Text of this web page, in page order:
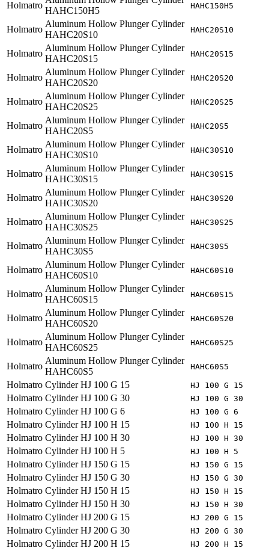
Holmatro
HAHC150H5
HAHC150H5
Holmatro
Aluminum Hollow Plunger Cylinder
HAHC20S10
HAHC20S10
Holmatro
Aluminum Hollow Plunger Cylinder
HAHC20S15
HAHC20S15
Holmatro
Aluminum Hollow Plunger Cylinder
HAHC20S20
HAHC20S20
Holmatro
Aluminum Hollow Plunger Cylinder
HAHC20S25
HAHC20S25
Holmatro
Aluminum Hollow Plunger Cylinder
HAHC20S5
HAHC20S5
Holmatro
Aluminum Hollow Plunger Cylinder
HAHC30S10
HAHC30S10
Holmatro
Aluminum Hollow Plunger Cylinder
HAHC30S15
HAHC30S15
Holmatro
Aluminum Hollow Plunger Cylinder
HAHC30S20
HAHC30S20
Holmatro
Aluminum Hollow Plunger Cylinder
HAHC30S25
HAHC30S25
Holmatro
Aluminum Hollow Plunger Cylinder
HAHC30S5
HAHC30S5
Holmatro
Aluminum Hollow Plunger Cylinder
HAHC60S10
HAHC60S10
Holmatro
Aluminum Hollow Plunger Cylinder
HAHC60S15
HAHC60S15
Holmatro
Aluminum Hollow Plunger Cylinder
HAHC60S20
HAHC60S20
Holmatro
Aluminum Hollow Plunger Cylinder
HAHC60S25
HAHC60S25
Holmatro
Aluminum Hollow Plunger Cylinder
HAHC60S5
HAHC60S5
Holmatro Cylinder HJ 100 G 15 HJ 100 G 15
Holmatro Cylinder HJ 100 G 30 HJ 100 G 30
Holmatro Cylinder HJ 100 G 6 HJ 100 G 6
Holmatro Cylinder HJ 100 H 15 HJ 100 H 15
Holmatro Cylinder HJ 100 H 30 HJ 100 H 30
Holmatro Cylinder HJ 100 H 5 HJ 100 H 5
Holmatro Cylinder HJ 150 G 15 HJ 150 G 15
Holmatro Cylinder HJ 150 G 30 HJ 150 G 30
Holmatro Cylinder HJ 150 H 15 HJ 150 H 15
Holmatro Cylinder HJ 150 H 30 HJ 150 H 30
Holmatro Cylinder HJ 200 G 15 HJ 200 G 15
Holmatro Cylinder HJ 200 G 30 HJ 200 G 30
Holmatro Cylinder HJ 200 H 15 HJ 200 H 15